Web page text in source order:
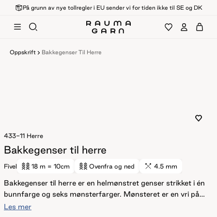
På grunn av nye tollregler i EU sender vi for tiden ikke til SE og DK
Oppskrift Bakkegenser Til Herre
433-11 Herre
Bakkegenser til herre
Fivel 18 m = 10cm Ovenfra og ned 4.5 mm
Bakkegenser til herre er en helmønstret genser strikket i én
bunnfarge og seks mønsterfarger. Mønsteret er en vri på
det tradisjonelle lus-mønsteret og i en morsom
Les mer